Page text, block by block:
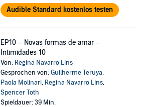
Audible Standard kostenlos testen
EP10 – Novas formas de amar –
Intimidades 10
Von: Regina Navarro Lins
Gesprochen von:Guilherme Teruya,
Paola Molinari, Regina Navarro Lins,
Spencer Toth
Spieldauer: 39 Min.